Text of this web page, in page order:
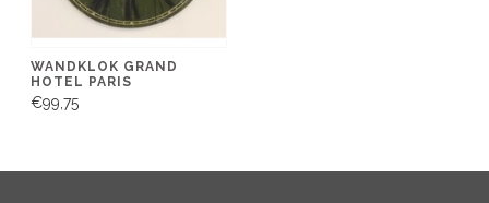
WANDKLOK GRAND
HOTEL PARIS
€99,75